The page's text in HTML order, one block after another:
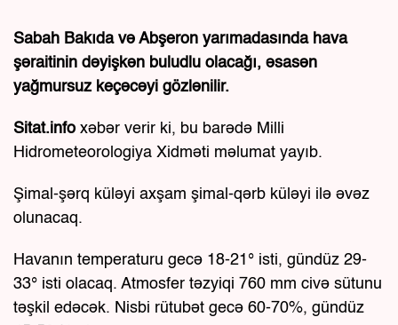
Sabah Bakıda və Abşeron yarımadasında hava
şəraitinin dəyişkən buludlu olacağı, əsasən
yağmursuz keçəcəyi gözlənilir.
Sitat.info xəbər verir ki, bu barədə Milli
Hidrometeorologiya Xidməti məlumat yayıb.
Şimal-şərq küləyi axşam şimal-qərb küləyi ilə əvəz
olunacaq.
Havanın temperaturu gecə 18-21° isti, gündüz 29-
33° isti olacaq. Atmosfer təzyiqi 760 mm civə sütunu
təşkil edəcək. Nisbi rütubət gecə 60-70%, gündüz